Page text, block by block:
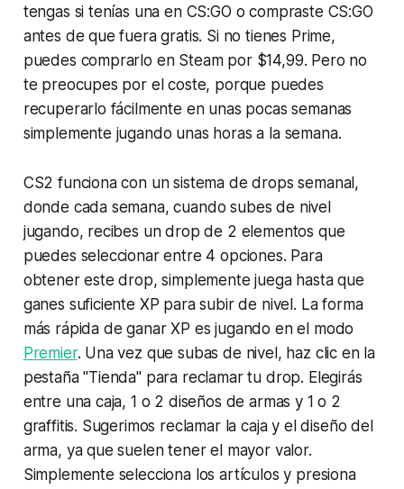
tengas si tenías una en CS:GO o compraste CS:GO
antes de que fuera gratis. Si no tienes Prime,
puedes comprarlo en Steam por $14,99. Pero no
te preocupes por el coste, porque puedes
recuperarlo fácilmente en unas pocas semanas
simplemente jugando unas horas a la semana.
CS2 funciona con un sistema de drops semanal,
donde cada semana, cuando subes de nivel
jugando, recibes un drop de 2 elementos que
puedes seleccionar entre 4 opciones. Para
obtener este drop, simplemente juega hasta que
ganes suficiente XP para subir de nivel. La forma
más rápida de ganar XP es jugando en el modo
Premier. Una vez que subas de nivel, haz clic en la
pestaña "Tienda" para reclamar tu drop. Elegirás
entre una caja, 1 o 2 diseños de armas y 1 o 2
graffitis. Sugerimos reclamar la caja y el diseño del
arma, ya que suelen tener el mayor valor.
Simplemente selecciona los artículos y presiona